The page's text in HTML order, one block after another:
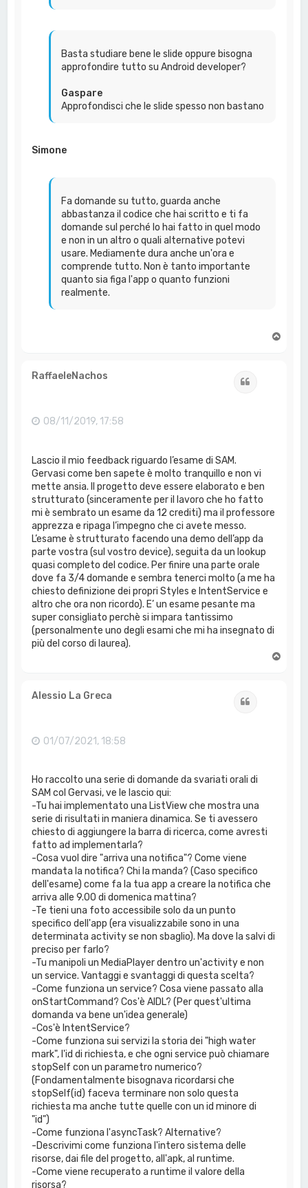
Basta studiare bene le slide oppure bisogna
approfondire tutto su Android developer?
Gaspare
Approfondisci che le slide spesso non bastano
Simone
Fa domande su tutto, guarda anche
abbastanza il codice che hai scritto e ti fa
domande sul perché lo hai fatto in quel modo
e non in un altro o quali alternative potevi
usare. Mediamente dura anche un'ora e
comprende tutto. Non è tanto importante
quanto sia figa l'app o quanto funzioni
realmente.
RaffaeleNachos
08/11/2019, 17:58
Lascio il mio feedback riguardo l’esame di SAM.
Gervasi come ben sapete è molto tranquillo e non vi
mette ansia. Il progetto deve essere elaborato e ben
strutturato (sinceramente per il lavoro che ho fatto
mi è sembrato un esame da 12 crediti) ma il professore
apprezza e ripaga l’impegno che ci avete messo.
L’esame è strutturato facendo una demo dell’app da
parte vostra (sul vostro device), seguita da un lookup
quasi completo del codice. Per finire una parte orale
dove fa 3/4 domande e sembra tenerci molto (a me ha
chiesto definizione dei propri Styles e IntentService e
altro che ora non ricordo). E’ un esame pesante ma
super consigliato perchè si impara tantissimo
(personalmente uno degli esami che mi ha insegnato di
più del corso di laurea).
Alessio La Greca
01/07/2021, 18:58
Ho raccolto una serie di domande da svariati orali di
SAM col Gervasi, ve le lascio qui:
-Tu hai implementato una ListView che mostra una
serie di risultati in maniera dinamica. Se ti avessero
chiesto di aggiungere la barra di ricerca, come avresti
fatto ad implementarla?
-Cosa vuol dire "arriva una notifica"? Come viene
mandata la notifica? Chi la manda? (Caso specifico
dell'esame) come fa la tua app a creare la notifica che
arriva alle 9.00 di domenica mattina?
-Te tieni una foto accessibile solo da un punto
specifico dell'app (era visualizzabile sono in una
determinata activity se non sbaglio). Ma dove la salvi di
preciso per farlo?
-Tu manipoli un MediaPlayer dentro un'activity e non
un service. Vantaggi e svantaggi di questa scelta?
-Come funziona un service? Cosa viene passato alla
onStartCommand? Cos'è AIDL? (Per quest'ultima
domanda va bene un'idea generale)
-Cos'è IntentService?
-Come funziona sui servizi la storia dei "high water
mark", l'id di richiesta, e che ogni service può chiamare
stopSelf con un parametro numerico?
(Fondamentalmente bisognava ricordarsi che
stopSelf(id) faceva terminare non solo questa
richiesta ma anche tutte quelle con un id minore di
"id")
-Come funziona l'asyncTask? Alternative?
-Descrivimi come funziona l'intero sistema delle
risorse, dai file del progetto, all'apk, al runtime.
-Come viene recuperato a runtime il valore della
risorsa?